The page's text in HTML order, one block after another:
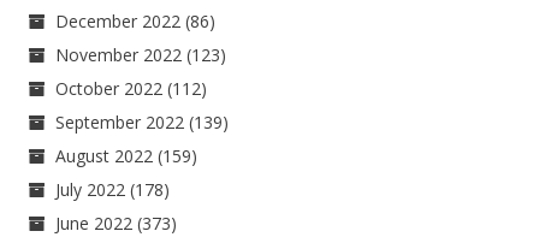
December 2022 (86)
November 2022 (123)
October 2022 (112)
September 2022 (139)
August 2022 (159)
July 2022 (178)
June 2022 (373)